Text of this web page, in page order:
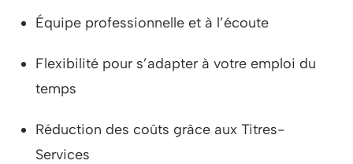
Équipe professionnelle et à l’écoute
Flexibilité pour s’adapter à votre emploi du
temps
Réduction des coûts grâce aux Titres-
Services